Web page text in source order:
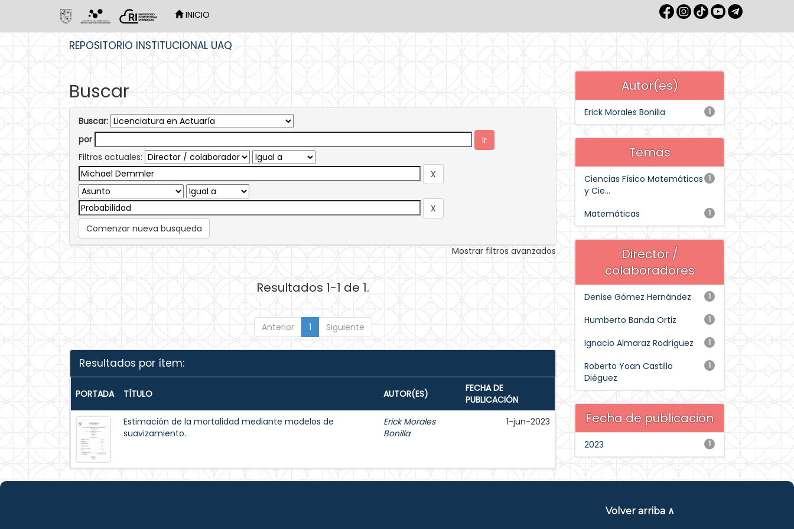
INICIO
REPOSITORIO INSTITUCIONAL UAQ
Buscar
Buscar:
por
Filtros actuales:
Comenzar nueva busqueda
Mostrar filtros avanzados
Resultados 1-1 de 1.
Anterior 1 Siguiente
Resultados por ítem:
PORTADA TÍTULO AUTOR(ES)
FECHA DE
PUBLICACIÓN
Estimación de la mortalidad mediante modelos de
suavizamiento.
Erick Morales
Bonilla
1-jun-2023
Autor(es)
1
Erick Morales Bonilla
Temas
1
Ciencias Físico Matemáticas
y Cie...
1
Matemáticas
Director /
colaboradores
1
Denise Gómez Hernández
1
Humberto Banda Ortiz
1
Ignacio Almaraz Rodríguez
1
Roberto Yoan Castillo
Diéguez
Fecha de publicación
1
2023
Volver arriba ∧